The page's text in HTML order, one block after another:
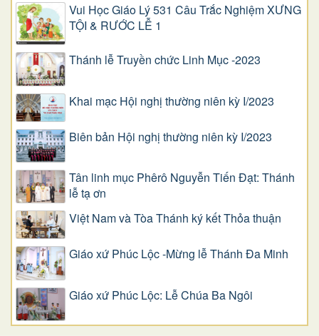
Vui Học Giáo Lý 531 Câu Trắc Nghiệm XƯNG
TỘI & RƯỚC LỄ 1
Thánh lễ Truyền chức Linh Mục -2023
Khai mạc Hội nghị thường niên kỳ I/2023
Biên bản Hội nghị thường niên kỳ I/2023
Tân linh mục Phêrô Nguyễn Tiến Đạt: Thánh
lễ tạ ơn
Việt Nam và Tòa Thánh ký kết Thỏa thuận
Giáo xứ Phúc Lộc -Mừng lễ Thánh Đa Minh
Giáo xứ Phúc Lộc: Lễ Chúa Ba Ngôi